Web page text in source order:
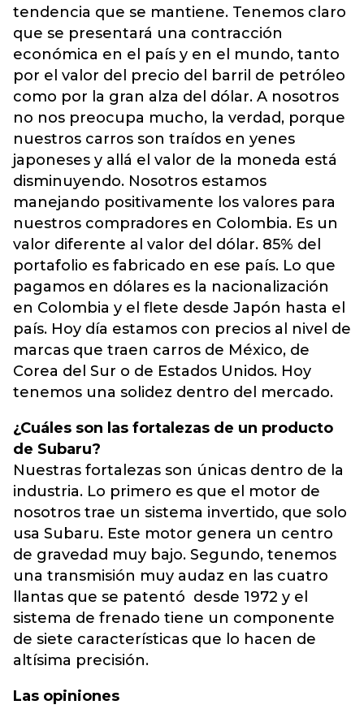
tendencia que se mantiene. Tenemos claro
que se presentará una contracción
económica en el país y en el mundo, tanto
por el valor del precio del barril de petróleo
como por la gran alza del dólar. A nosotros
no nos preocupa mucho, la verdad, porque
nuestros carros son traídos en yenes
japoneses y allá el valor de la moneda está
disminuyendo. Nosotros estamos
manejando positivamente los valores para
nuestros compradores en Colombia. Es un
valor diferente al valor del dólar. 85% del
portafolio es fabricado en ese país. Lo que
pagamos en dólares es la nacionalización
en Colombia y el flete desde Japón hasta el
país. Hoy día estamos con precios al nivel de
marcas que traen carros de México, de
Corea del Sur o de Estados Unidos. Hoy
tenemos una solidez dentro del mercado.
¿Cuáles son las fortalezas de un producto
de Subaru?
Nuestras fortalezas son únicas dentro de la
industria. Lo primero es que el motor de
nosotros trae un sistema invertido, que solo
usa Subaru. Este motor genera un centro
de gravedad muy bajo. Segundo, tenemos
una transmisión muy audaz en las cuatro
llantas que se patentó desde 1972 y el
sistema de frenado tiene un componente
de siete características que lo hacen de
altísima precisión.
Las opiniones